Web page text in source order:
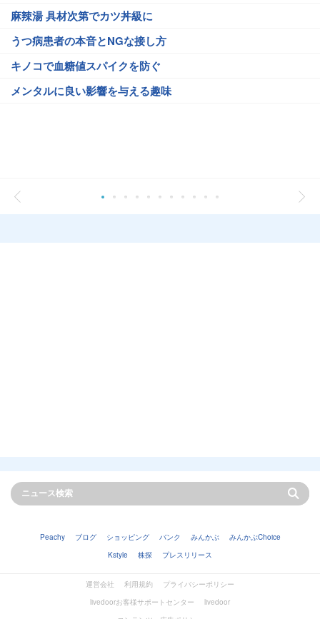
麻辣湯 具材次第でカツ丼級に
うつ病患者の本音とNGな接し方
キノコで血糖値スパイクを防ぐ
メンタルに良い影響を与える趣味
Peachy ブログ ショッピング バンク みんかぶ
みんかぶChoice
Kstyle
株探 プレスリリース
運営会社 利用規約
プライバシーポリシー
livedoorお客様サポートセンター
livedoor